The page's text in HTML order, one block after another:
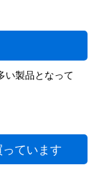
い製品となって
ています